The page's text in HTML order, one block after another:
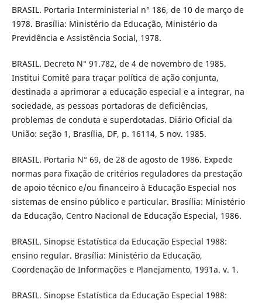
BRASIL. Portaria Interministerial n° 186, de 10 de março de
1978. Brasília: Ministério da Educação, Ministério da
Previdência e Assistência Social, 1978.
BRASIL. Decreto N° 91.782, de 4 de novembro de 1985.
Institui Comitê para traçar política de ação conjunta,
destinada a aprimorar a educação especial e a integrar, na
sociedade, as pessoas portadoras de deficiências,
problemas de conduta e superdotadas. Diário Oficial da
União: seção 1, Brasília, DF, p. 16114, 5 nov. 1985.
BRASIL. Portaria N° 69, de 28 de agosto de 1986. Expede
normas para fixação de critérios reguladores da prestação
de apoio técnico e/ou financeiro à Educação Especial nos
sistemas de ensino público e particular. Brasília: Ministério
da Educação, Centro Nacional de Educação Especial, 1986.
BRASIL. Sinopse Estatística da Educação Especial 1988:
ensino regular. Brasília: Ministério da Educação,
Coordenação de Informações e Planejamento, 1991a. v. 1.
BRASIL. Sinopse Estatística da Educação Especial 1988: